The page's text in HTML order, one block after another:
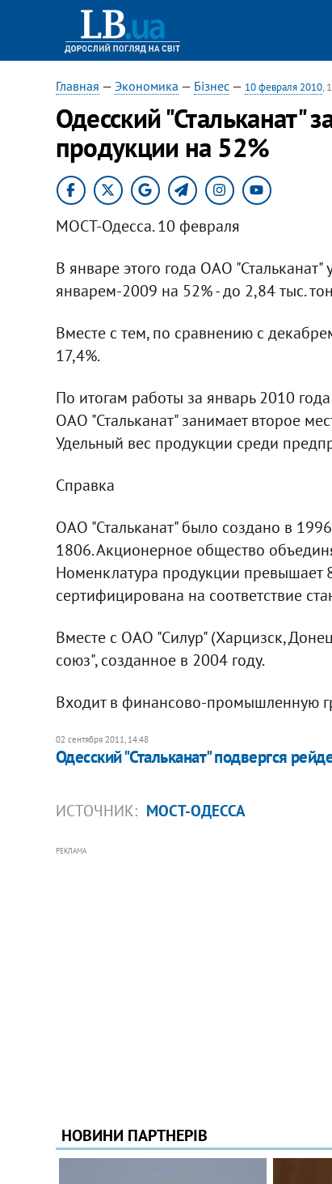
Главная — Экономика — Бізнес— 10 февраля 2010,
Одесский "Стальканат"
продукции на 52%
МОСТ-Одесса. 10 февраля
В январе этого года ОАО
январем-2009 на 52% - до 2,84 тыс.
Вместе с тем, по сравнению с
17,4%.
По итогам работы за январь 2010
ОАО "Стальканат" занимает второе
Удельный вес продукции среди
Справка
ОАО "Стальканат" было создано в
1806. Акционерное общество
Номенклатура продукции превышает
сертифицирована на соответствие
Вместе с ОАО "Силур" (Харцизск,
союз", созданное в 2004 году.
Входит в финансово-промышленную
02 сентября 2011, 14:48
Одесский "Стальканат" подвергся
ИСТОЧНИК: МОСТ-ОДЕССА
РЕКЛАМА